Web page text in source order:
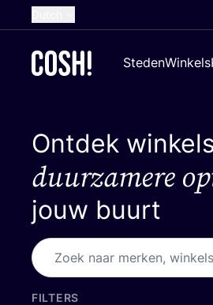
French
German
Croatian
StedenWinkels
Ontdek winkels
duurzamere
jouw buurt
FILTERS